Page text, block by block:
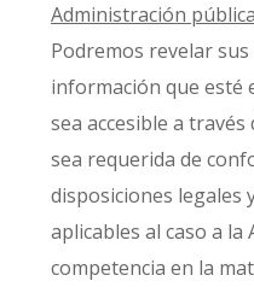
Administración
Podremos revelar
información que esté
sea accesible a
sea requerida de
disposiciones legales
aplicables al caso a
competencia en la